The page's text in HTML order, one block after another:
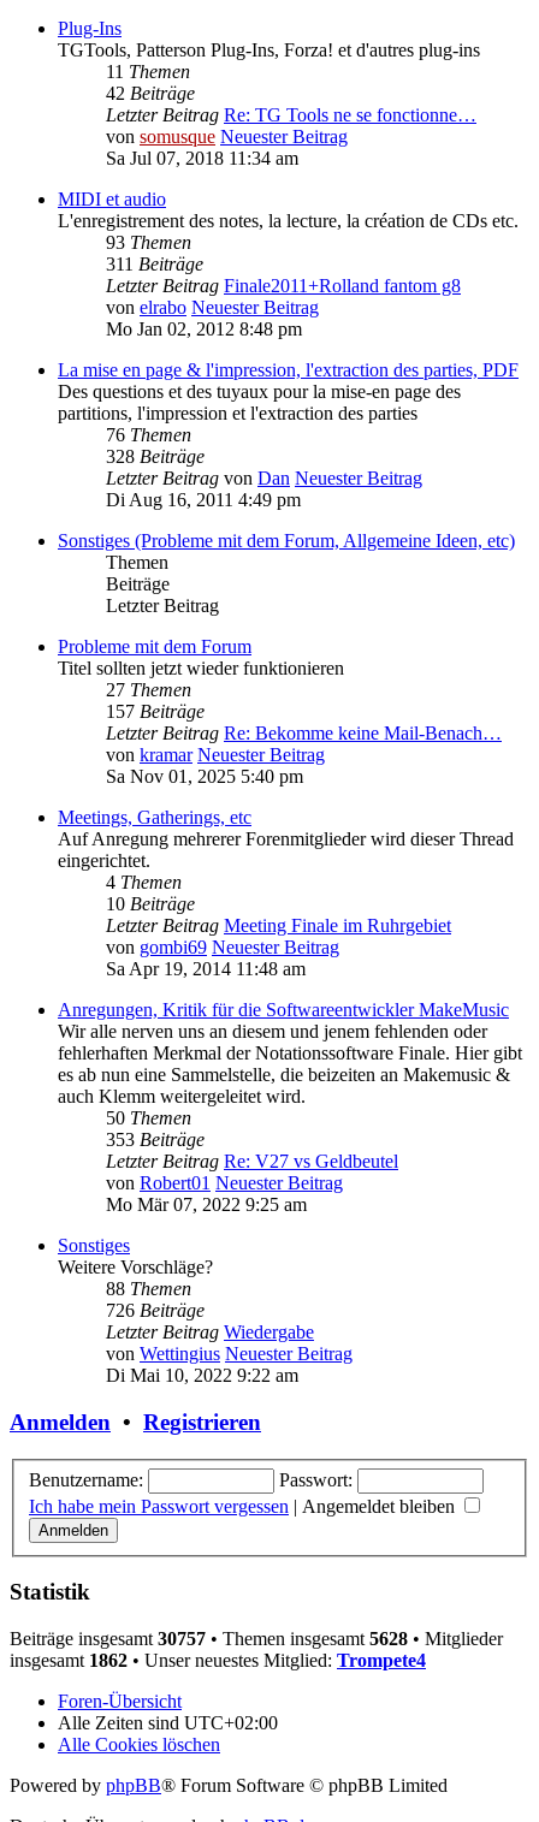
Plug-Ins
TGTools, Patterson Plug-Ins, Forza! et d'autres plug-ins
11 Themen
42 Beiträge
Letzter Beitrag Re: TG Tools ne se fonctionne…
von somusque Neuester Beitrag
Sa Jul 07, 2018 11:34 am
MIDI et audio
L'enregistrement des notes, la lecture, la création de CDs etc.
93 Themen
311 Beiträge
Letzter Beitrag Finale2011+Rolland fantom g8
von elrabo Neuester Beitrag
Mo Jan 02, 2012 8:48 pm
La mise en page & l'impression, l'extraction des parties, PDF
Des questions et des tuyaux pour la mise-en page des
partitions, l'impression et l'extraction des parties
76 Themen
328 Beiträge
Letzter Beitrag von Dan Neuester Beitrag
Di Aug 16, 2011 4:49 pm
Sonstiges (Probleme mit dem Forum, Allgemeine Ideen, etc)
Themen
Beiträge
Letzter Beitrag
Probleme mit dem Forum
Titel sollten jetzt wieder funktionieren
27 Themen
157 Beiträge
Letzter Beitrag Re: Bekomme keine Mail-Benach…
von kramar Neuester Beitrag
Sa Nov 01, 2025 5:40 pm
Meetings, Gatherings, etc
Auf Anregung mehrerer Forenmitglieder wird dieser Thread
eingerichtet.
4 Themen
10 Beiträge
Letzter Beitrag Meeting Finale im Ruhrgebiet
von gombi69 Neuester Beitrag
Sa Apr 19, 2014 11:48 am
Anregungen, Kritik für die Softwareentwickler MakeMusic
Wir alle nerven uns an diesem und jenem fehlenden oder
fehlerhaften Merkmal der Notationssoftware Finale. Hier gibt
es ab nun eine Sammelstelle, die beizeiten an Makemusic &
auch Klemm weitergeleitet wird.
50 Themen
353 Beiträge
Letzter Beitrag Re: V27 vs Geldbeutel
von Robert01 Neuester Beitrag
Mo Mär 07, 2022 9:25 am
Sonstiges
Weitere Vorschläge?
88 Themen
726 Beiträge
Letzter Beitrag Wiedergabe
von Wettingius Neuester Beitrag
Di Mai 10, 2022 9:22 am
Anmelden • Registrieren
Benutzername:
Passwort:
Ich habe mein Passwort vergessen | Angemeldet bleiben
Statistik
Beiträge insgesamt 30757 • Themen insgesamt 5628 • Mitglieder
insgesamt 1862 • Unser neuestes Mitglied: Trompete4
Foren-Übersicht
Alle Zeiten sind UTC+02:00
Alle Cookies löschen
Powered by phpBB® Forum Software © phpBB Limited